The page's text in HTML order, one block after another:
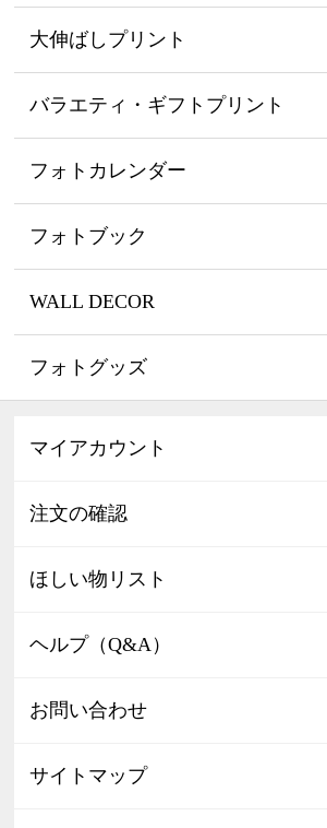
大伸ばしプリント
バラエティ・ギフトプリント
フォトカレンダー
フォトブック
WALL DECOR
フォトグッズ
マイアカウント
注文の確認
ほしい物リスト
ヘルプ（Q&A）
お問い合わせ
サイトマップ